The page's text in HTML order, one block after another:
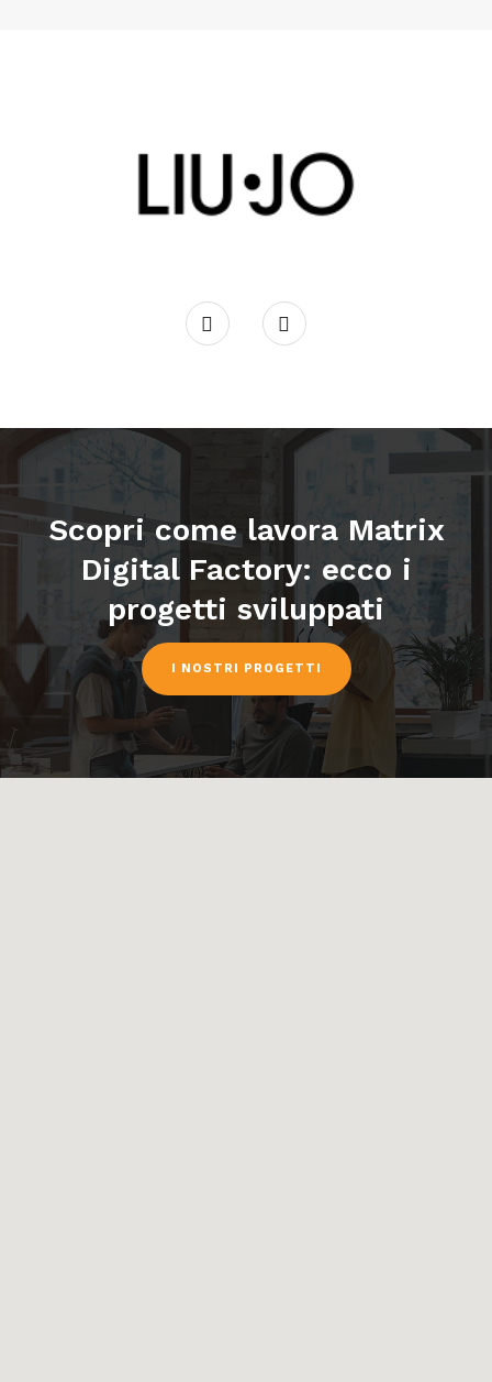
Scopri come lavora Matrix
Digital Factory: ecco i
progetti sviluppati
I NOSTRI PROGETTI